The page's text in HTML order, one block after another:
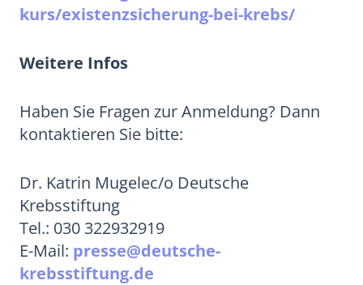
kurs/existenzsicherung-bei-krebs/
Weitere Infos
Haben Sie Fragen zur Anmeldung? Dann
kontaktieren Sie bitte:
Dr. Katrin Mugelec/o Deutsche
Krebsstiftung
Tel.: 030 322932919
E-Mail: presse@deutsche-
krebsstiftung.de